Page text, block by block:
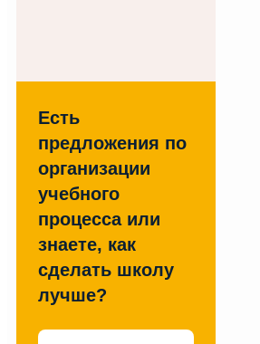
Есть
предложения по
организации
учебного
процесса или
знаете, как
сделать школу
лучше?